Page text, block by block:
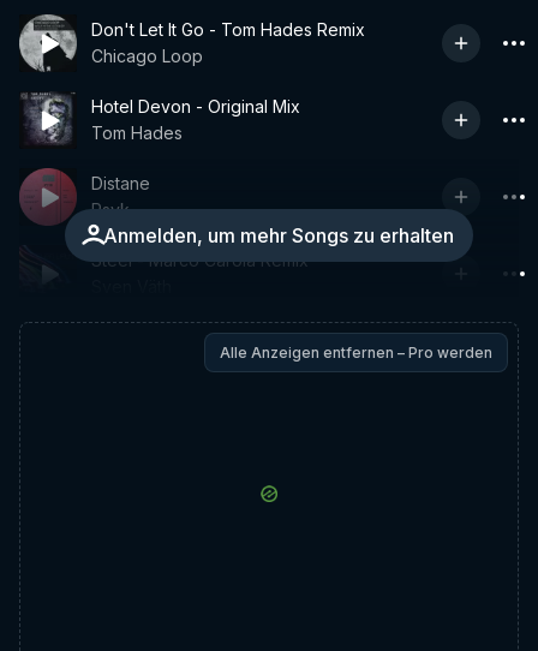
Don't Let It Go - Tom Hades Remix
Chicago Loop
Hotel Devon - Original Mix
Tom Hades
Anmelden, um mehr Songs zu erhalten
Distane
Psyk
Steel - Marco Carola Remix
Alle Anzeigen entfernen – Pro werden